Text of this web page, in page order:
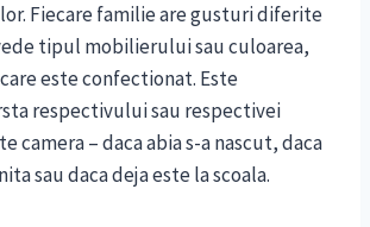
Fiecare familie are gusturi diferite
tipul mobilierului sau culoarea,
este confectionat. Este
respectivului sau respectivei
camera – daca abia s-a nascut, daca
sau daca deja este la scoala.